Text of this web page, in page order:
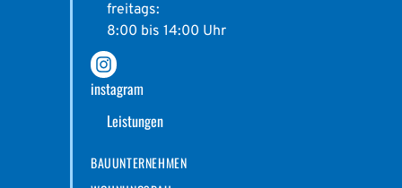
freitags:
8:00 bis 14:00 Uhr
instagram
Leistungen
BAUUNTERNEHMEN